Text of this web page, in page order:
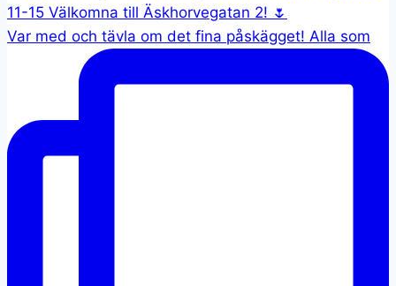
Var med och tävla om det fina påskägget! Alla som